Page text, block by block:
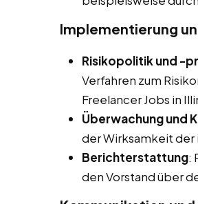
Implementierung
Risikopolitik und -
Verfahren zum
Freelancer Jobs in
Überwachung und
der Wirksamkeit
Berichterstattung:
den Vorstand über